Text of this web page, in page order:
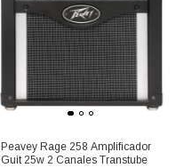
Peavey Rage 258 Amplificador
Guit 25w 2 Canales Transtube